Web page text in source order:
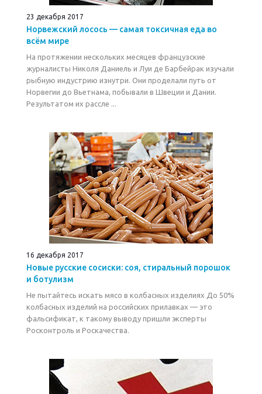
23 декабря 2017
Норвежский лосось — самая токсичная еда во
всём мире
На протяжении нескольких месяцев французские
журналисты Николя Даниель и Луи де Барбейрак изучали
рыбную индустрию изнутри. Они проделали путь от
Норвегии до Вьетнама, побывали в Швеции и Дании.
Результатом их рассле ...
16 декабря 2017
Новые русские сосиски: соя, стиральный порошок
и ботулизм
Не пытайтесь искать мясо в колбасных изделиях До 50%
колбасных изделий на российских прилавках — это
фальсификат, к такому выводу пришли эксперты
Росконтроль и Роскачества.